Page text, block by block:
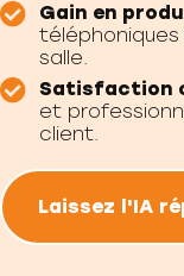
Gain en
salle.
Satisfaction
et
client.
Laissez l'IA